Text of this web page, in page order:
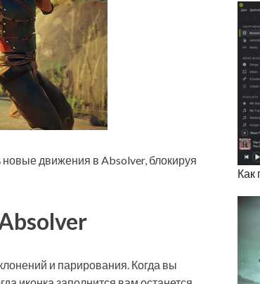
новые движения в Absolver, блокируя
и парирования. Когда вы
Как